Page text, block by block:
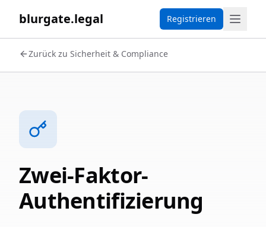
blurgate.legal Registrieren
Zurück zu Sicherheit & Compliance
Zwei-Faktor-
Authentifizierung